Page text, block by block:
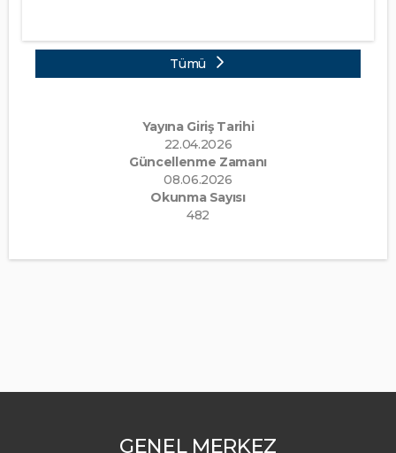
Tümü
Yayına Giriş Tarihi
22.04.2026
Güncellenme Zamanı
08.06.2026
Okunma Sayısı
482
GENEL MERKEZ